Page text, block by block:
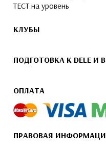
ТЕСТ на уровень
КЛУБЫ
ПОДГОТОВКА К DELE И
ОПЛАТА
ПРАВОВАЯ